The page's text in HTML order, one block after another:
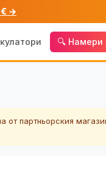
€ →
🔍 Намери
от партньорския